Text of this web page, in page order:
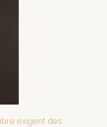
exigent des